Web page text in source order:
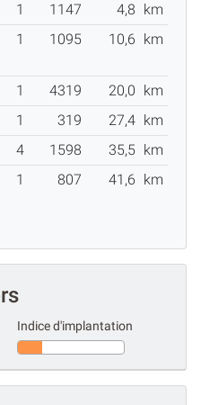
1 1147 4,8
km
1 1095 10,6 km
1 4319 20,0
km
1 319 27,4 km
4 1598 35,5 km
1 807 41,6 km
Indice d'implantation